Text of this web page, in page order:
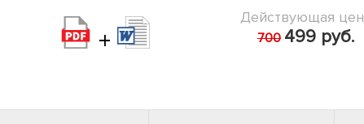
+
Действующая
700 499 руб.